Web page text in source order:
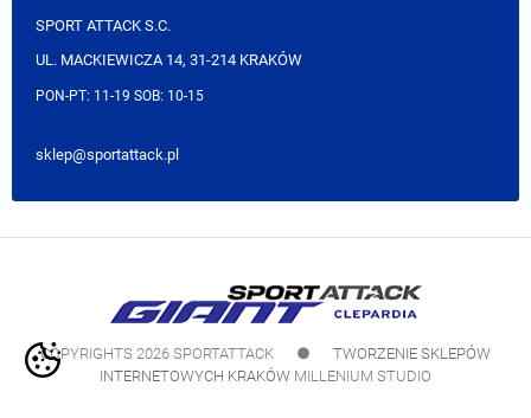
SPORT ATTACK S.C.
UL. MACKIEWICZA 14, 31-214 KRAKÓW
PON-PT: 11-19 SOB: 10-15
sklep@sportattack.pl
COPYRIGHTS 2026 SPORTATTACK ●
TWORZENIE SKLEPÓW
INTERNETOWYCH KRAKÓW MILLENIUM STUDIO